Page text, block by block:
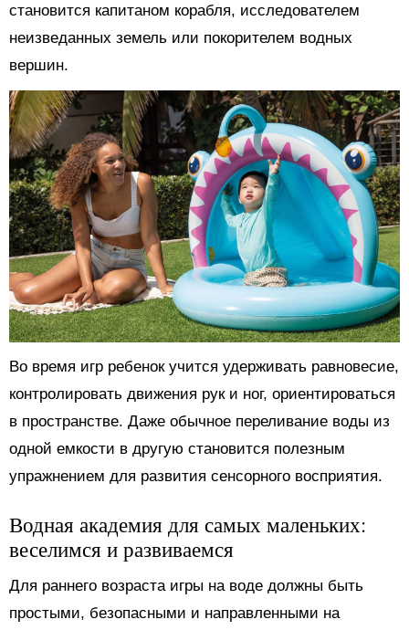
становится капитаном корабля, исследователем
неизведанных земель или покорителем водных
вершин.
Во время игр ребенок учится удерживать равновесие,
контролировать движения рук и ног, ориентироваться
в пространстве. Даже обычное переливание воды из
одной емкости в другую становится полезным
упражнением для развития сенсорного восприятия.
Водная академия для самых маленьких:
веселимся и развиваемся
Для раннего возраста игры на воде должны быть
простыми, безопасными и направленными на